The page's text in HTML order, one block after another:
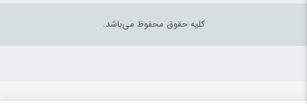
کلیه حقوق محفوظ می‌باشد.